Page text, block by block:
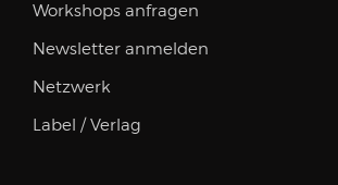
Workshops anfragen
Newsletter anmelden
Netzwerk
Label / Verlag